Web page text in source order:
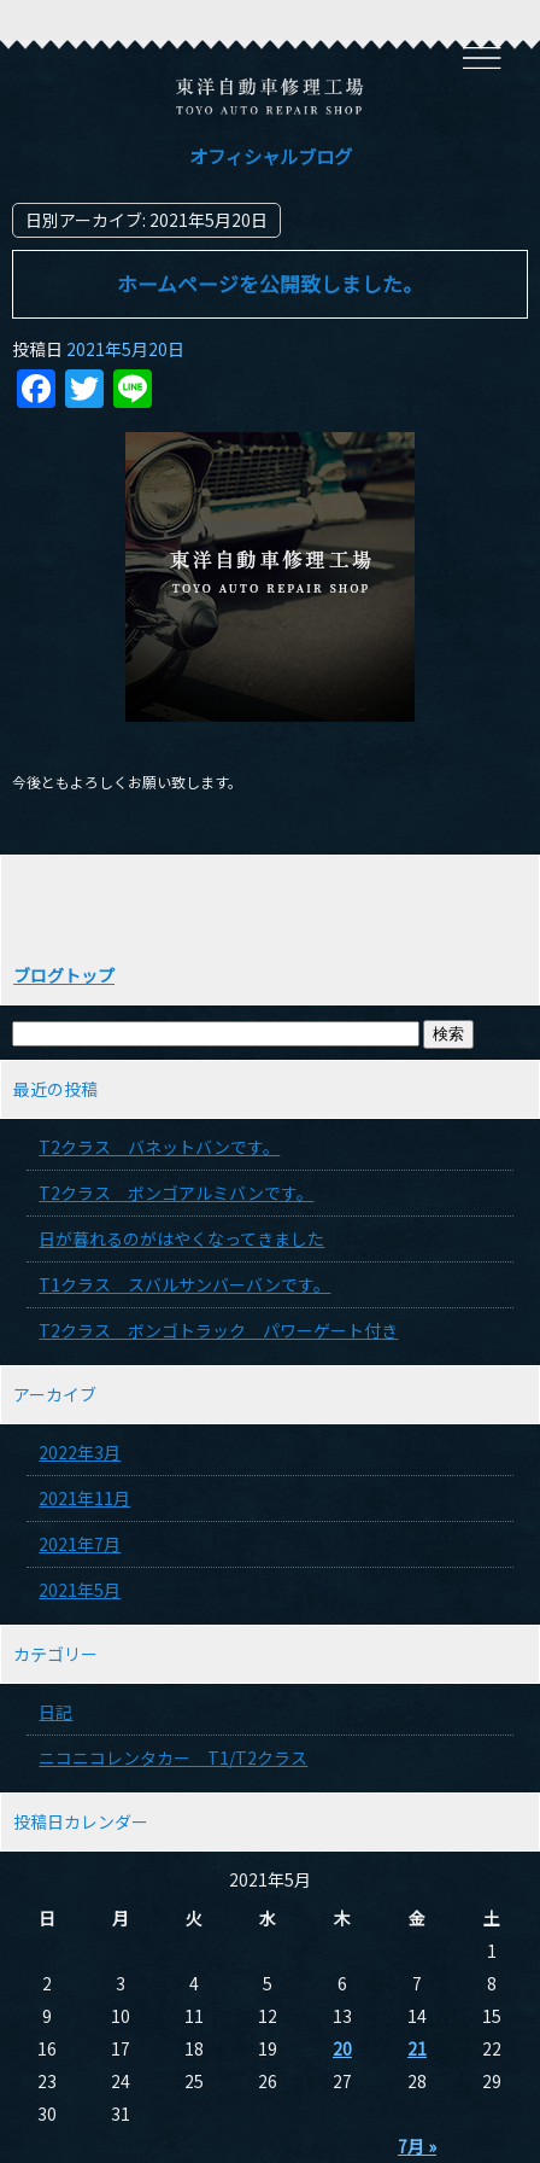
オフィシャルブログ
日別アーカイブ: 2021年5月20日
ホームページを公開致しました。
投稿日 2021年5月20日
Facebook
Twitter
今後ともよろしくお願い致します。
ブログトップ
最近の投稿
T2クラス バネットバンです。
T2クラス ボンゴアルミバンです。
日が暮れるのがはやくなってきました
T1クラス スバルサンバーバンです。
T2クラス ボンゴトラック パワーゲート付き
アーカイブ
2022年3月
2021年11月
2021年7月
2021年5月
カテゴリー
日記
ニコニコレンタカー T1/T2クラス
投稿日カレンダー
2021年5月
日
月 火 水 木 金 土
7月 »
1
2
3 4 5 6 7
8
9
10 11 12 13 14
15
16
17 18 19 20 21
22
23
24 25 26 27 28
29
30
31